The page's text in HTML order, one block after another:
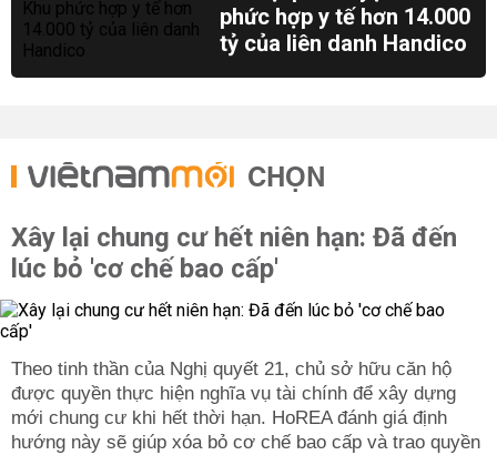
phức hợp y tế hơn 14.000
tỷ của liên danh Handico
CHỌN
Xây lại chung cư hết niên hạn: Đã đến
lúc bỏ 'cơ chế bao cấp'
Theo tinh thần của Nghị quyết 21, chủ sở hữu căn hộ
được quyền thực hiện nghĩa vụ tài chính để xây dựng
mới chung cư khi hết thời hạn. HoREA đánh giá định
hướng này sẽ giúp xóa bỏ cơ chế bao cấp và trao quyền